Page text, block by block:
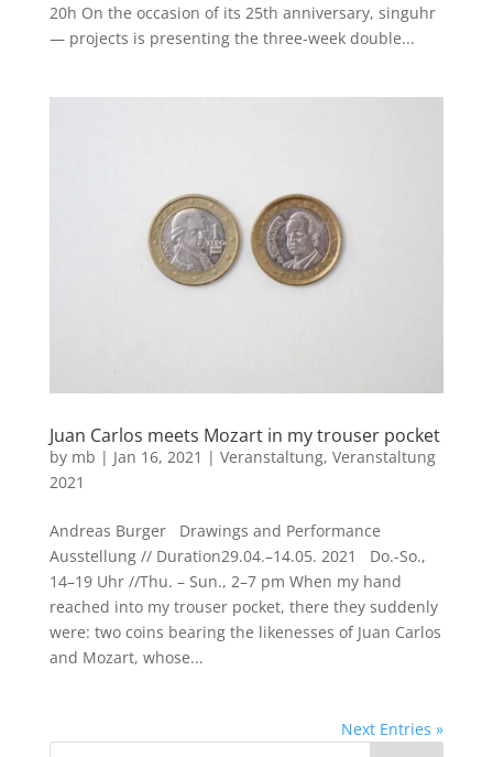
20h On the occasion of its 25th anniversary, singuhr
— projects is presenting the three-week double...
Juan Carlos meets Mozart in my trouser pocket
by mb | Jan 16, 2021 | Veranstaltung, Veranstaltung
2021
Andreas Burger Drawings and Performance
Ausstellung // Duration29.04.–14.05. 2021 Do.-So.,
14–19 Uhr //Thu. – Sun., 2–7 pm When my hand
reached into my trouser pocket, there they suddenly
were: two coins bearing the likenesses of Juan Carlos
and Mozart, whose...
Next Entries »